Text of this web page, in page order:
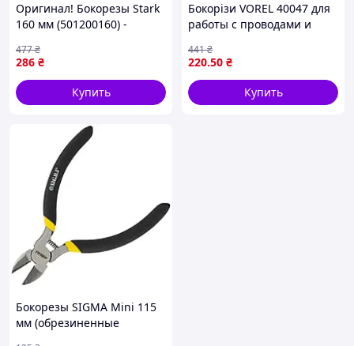
Оригинал! Бокорезы Stark
160 мм (501200160) -
286 ₴
477₴
Купить
Бокорізи VOREL 40047 для
работы с проводами и
стали с ізольованими
ручками
220.50 ₴
441₴
Купить
Бокорезы SIGMA Mini 115
мм (обрезиненные